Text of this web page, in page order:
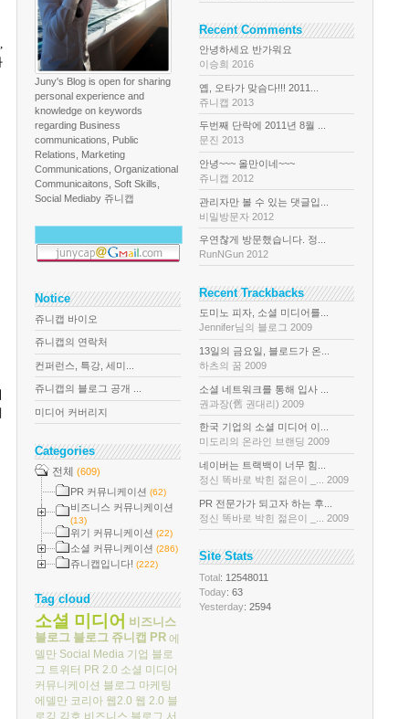
Juny's Blog is open for sharing
personal experience and
knowledge on keywords
regarding Business
communications, Public
Relations, Marketing
Communications, Organizational
Communicaitons, Soft Skills,
Social Mediaby 쥬니캡
Notice
쥬니캡 바이오
쥬니캡의 연락처
컨퍼런스, 특강, 세미...
쥬니캡의 블로그 공개 ...
미디어 커버리지
Categories
전체 (609)
PR 커뮤니케이션 (62)
비즈니스 커뮤니케이션
(13)
위기 커뮤니케이션 (22)
소셜 커뮤니케이션 (286)
쥬니캡입니다! (222)
Tag cloud
소셜 미디어 비즈니스
블로그 블로그 쥬니캡 PR 에
델만 Social Media 기업 블로
그 트위터 PR 2.0 소셜 미디어
커뮤니케이션 블로그 마케팅
에델만 코리아 웹2.0 웹 2.0 블
로깅 김호 비즈니스 블로그 서
Recent Comments
안녕하세요 반가워요
이승희 2016
옙, 오타가 맞슴다!!! 2011...
쥬니캡 2013
두번째 단락에 2011년 8월 ...
문진 2013
안녕~~~ 올만이네~~~
쥬니캡 2012
관리자만 볼 수 있는 댓글입...
비밀방문자 2012
우연찮게 방문했습니다. 정...
RunNGun 2012
Recent Trackbacks
도미노 피자, 소셜 미디어를...
Jennifer님의 블로그 2009
13일의 금요일, 블로드가 온...
하츠의 꿈 2009
소셜 네트워크를 통해 입사 ...
권과장(舊 권대리) 2009
한국 기업의 소셜 미디어 이...
미도리의 온라인 브랜딩 2009
네이버는 트랙백이 너무 힘...
정신 똑바로 박힌 젊은이 _... 2009
PR 전문가가 되고자 하는 후...
정신 똑바로 박힌 젊은이 _... 2009
Site Stats
Total: 12548011
Today: 63
Yesterday: 2594